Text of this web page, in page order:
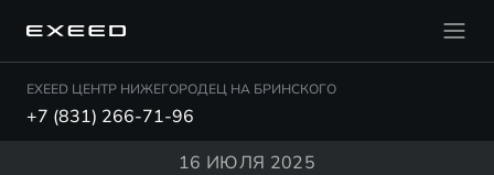
EXEED ЦЕНТР НИЖЕГОРОДЕЦ НА БРИНСКОГО
+7 (831) 266-71-96
16 ИЮЛЯ 2025